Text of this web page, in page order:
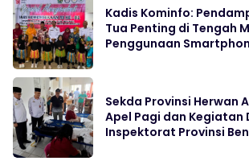
Kadis Kominfo:
Tua Penting di Tengah
Penggunaan
Sekda Provinsi Herwan
Apel Pagi dan Kegiatan
Inspektorat Provinsi